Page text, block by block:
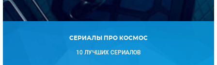
СЕРИАЛЫ ПРО КОСМОС
10 ЛУЧШИХ СЕРИАЛОВ